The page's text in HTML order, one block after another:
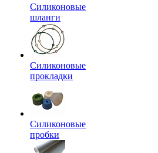
Силиконовые
шланги
Силиконовые
прокладки
Силиконовые
пробки